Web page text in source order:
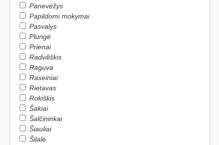
Panevėžys
Papildomi mokymai
Pasvalys
Plungė
Prienai
Radviliškis
Raguva
Raseiniai
Rietavas
Rokiškis
Šakiai
Šalčininkai
Šiauliai
Šilalė